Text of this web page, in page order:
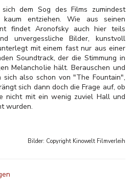
dem Sog des Films zumindest
entziehen. Wie aus seinen
findet Aronofsky auch hier teils
unvergessliche Bilder, kunstvoll
mit einem fast nur aus einer
Soundtrack, der die Stimmung in
Melancholie hält. Berauschen und
sich also schon von "The Fountain",
sich dann doch die Frage auf, ob
nicht mit ein wenig zuviel Hall und
wurden.
Bilder: Copyright Kinowelt Filmverleih